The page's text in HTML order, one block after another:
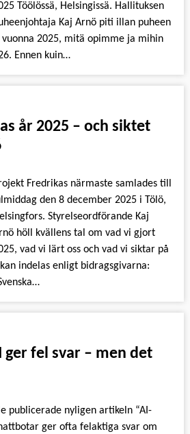
Töölössä, Helsingissä. Hallituksen
Kaj Arnö piti illan puheen
2025, mitä opimme ja mihin
Ennen kuin…
år 2025 – och siktet
Fredrikas närmaste samlades till
den 8 december 2025 i Tölö,
Styrelseordförande Kaj
höll kvällens tal om vad vi gjort
vad vi lärt oss och vad vi siktar på
indelas enligt bidragsgivarna:
ger fel svar – men det
publicerade nyligen artikeln “AI-
ger ofta felaktiga svar om